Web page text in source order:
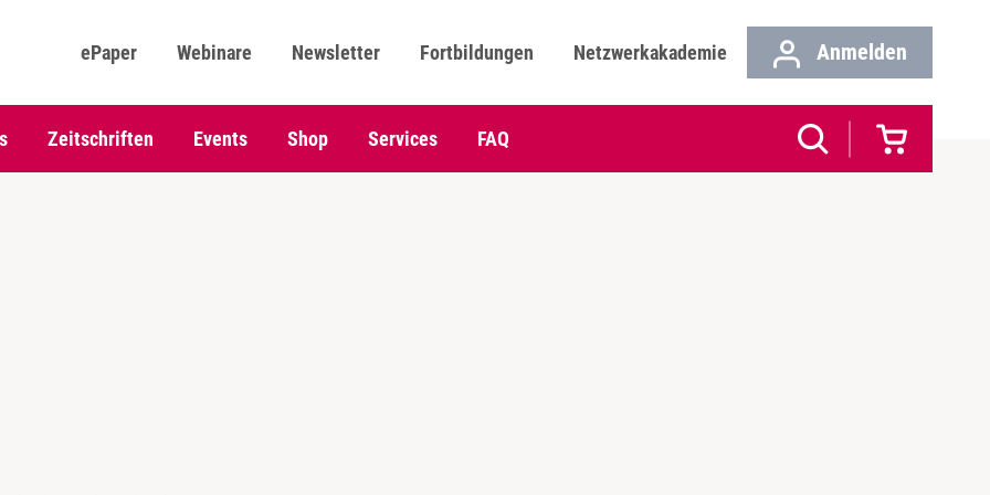
ePaper Webinare Newsletter Fortbildungen Netzwerkakademie Anmelden
Zeitschriften Events Shop Services FAQ